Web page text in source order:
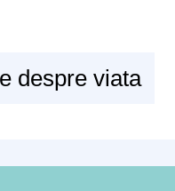
despre viata